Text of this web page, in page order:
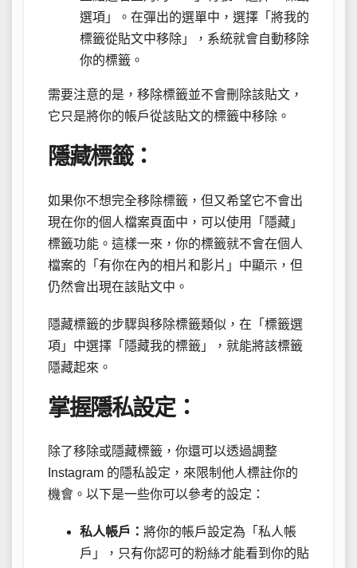
選項」。在彈出的選單中，選擇「將我的
標籤從貼文中移除」，系統就會自動移除
你的標籤。
需要注意的是，移除標籤並不會刪除該貼文，
它只是將你的帳戶從該貼文的標籤中移除。
隱藏標籤：
如果你不想完全移除標籤，但又希望它不會出
現在你的個人檔案頁面中，可以使用「隱藏」
標籤功能。這樣一來，你的標籤就不會在個人
檔案的「有你在內的相片和影片」中顯示，但
仍然會出現在該貼文中。
隱藏標籤的步驟與移除標籤類似，在「標籤選
項」中選擇「隱藏我的標籤」，就能將該標籤
隱藏起來。
掌握隱私設定：
除了移除或隱藏標籤，你還可以透過調整
Instagram 的隱私設定，來限制他人標註你的
機會。以下是一些你可以參考的設定：
私人帳戶： 將你的帳戶設定為「私人帳
戶」，只有你認可的粉絲才能看到你的貼